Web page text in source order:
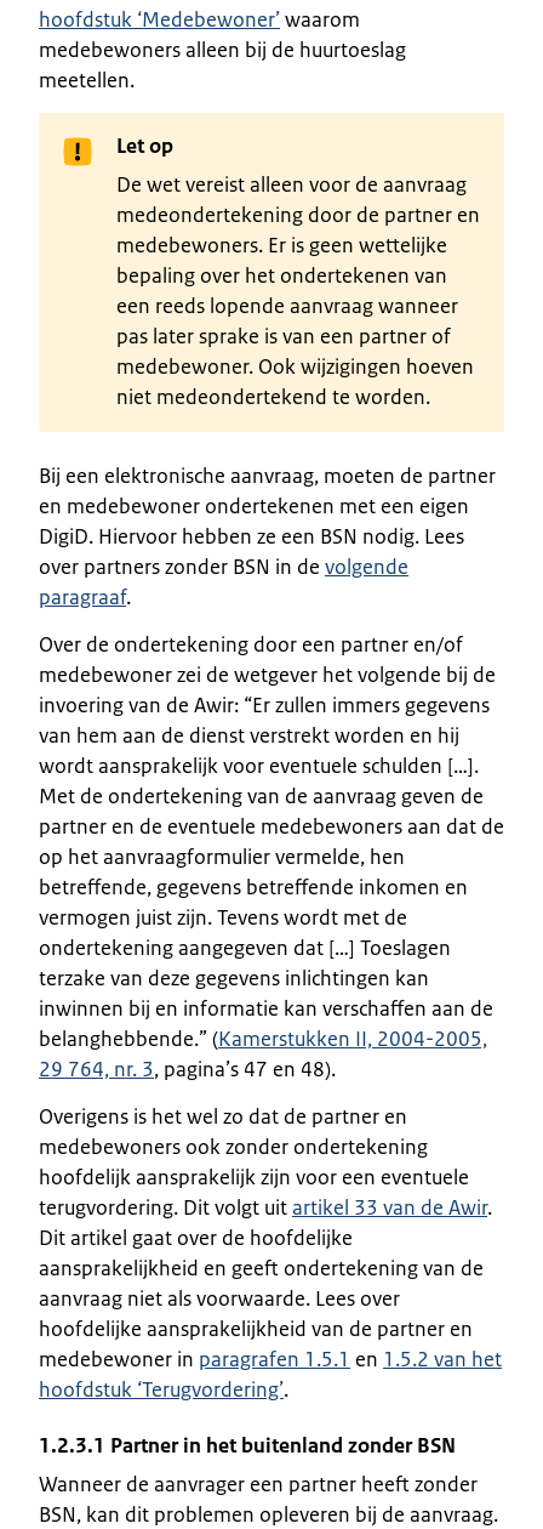
hoofdstuk ‘Medebewoner’waarom
medebewoners alleen bij de huurtoeslag
meetellen.
Let op
De wet vereist alleen voor de aanvraag
medeondertekening door de partner en
medebewoners. Er is geen wettelijke
bepaling over het ondertekenen van
een reeds lopende aanvraag wanneer
pas later sprake is van een partner of
medebewoner. Ook wijzigingen hoeven
niet medeondertekend te worden.
Bij een elektronische aanvraag, moeten de partner
en medebewoner ondertekenen met een eigen
DigiD. Hiervoor hebben ze een BSN nodig. Lees
over partners zonder BSN in de volgende
paragraaf.
Over de ondertekening door een partner en/of
medebewoner zei de wetgever het volgende bij de
invoering van de Awir: “Er zullen immers gegevens
van hem aan de dienst verstrekt worden en hij
wordt aansprakelijk voor eventuele schulden […].
Met de ondertekening van de aanvraag geven de
partner en de eventuele medebewoners aan dat de
op het aanvraagformulier vermelde, hen
betreffende, gegevens betreffende inkomen en
vermogen juist zijn. Tevens wordt met de
ondertekening aangegeven dat […] Toeslagen
terzake van deze gegevens inlichtingen kan
inwinnen bij en informatie kan verschaffen aan de
belanghebbende.” (Kamerstukken II, 2004-2005,
29 764, nr. 3, pagina’s 47 en 48).
Overigens is het wel zo dat de partner en
medebewoners ook zonder ondertekening
hoofdelijk aansprakelijk zijn voor een eventuele
terugvordering. Dit volgt uitartikel 33 van de Awir.
Dit artikel gaat over de hoofdelijke
aansprakelijkheid en geeft ondertekening van de
aanvraag niet als voorwaarde. Lees over
hoofdelijke aansprakelijkheid van de partner en
medebewoner in paragrafen 1.5.1 en 1.5.2 van het
hoofdstuk ‘Terugvordering’.
1.2.3.1 Partner in het buitenland zonder BSN
Wanneer de aanvrager een partner heeft zonder
BSN, kan dit problemen opleveren bij de aanvraag.